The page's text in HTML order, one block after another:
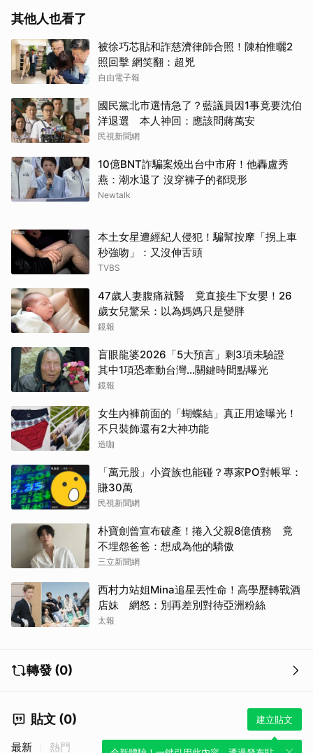
其他人也看了
被徐巧芯貼和詐慈濟律師合照！陳柏惟曬2
照回擊 網笑翻：超兇
自由電子報
國民黨北市選情急了？藍議員因1事竟要沈伯
洋退選 本人神回：應該問蔣萬安
民視新聞網
10億BNT詐騙案燒出台中市府！他轟盧秀
燕：潮水退了 沒穿褲子的都現形
Newtalk
本土女星遭經紀人侵犯！騙幫按摩「拐上車
秒強吻」：又沒伸舌頭
TVBS
47歲人妻腹痛就醫 竟直接生下女嬰！26
歲女兒驚呆：以為媽媽只是變胖
鏡報
盲眼龍婆2026「5大預言」剩3項未驗證
其中1項恐牽動台灣...關鍵時間點曝光
鏡報
女生內褲前面的「蝴蝶結」真正用途曝光！
不只裝飾還有2大神功能
造咖
「萬元股」小資族也能碰？專家PO對帳單：
賺30萬
民視新聞網
朴寶劍曾宣布破產！捲入父親8億債務 竟
不埋怨爸爸：想成為他的驕傲
三立新聞網
西村力站姐Mina追星丟性命！高學歷轉戰酒
店妹 網怒：別再差別對待亞洲粉絲
太報
轉發 (0)
貼文 (0) 建立貼文
最新 熱門